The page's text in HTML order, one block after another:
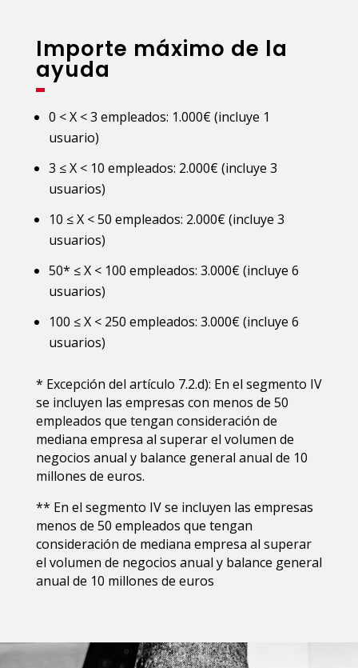
Importe máximo de la
ayuda
0 < X < 3 empleados: 1.000€ (incluye 1
usuario)
3 ≤ X < 10 empleados: 2.000€ (incluye 3
usuarios)
10 ≤ X < 50 empleados: 2.000€ (incluye 3
usuarios)
50* ≤ X < 100 empleados: 3.000€ (incluye 6
usuarios)
100 ≤ X < 250 empleados: 3.000€ (incluye 6
usuarios)
* Excepción del artículo 7.2.d): En el segmento IV
se incluyen las empresas con menos de 50
empleados que tengan consideración de
mediana empresa al superar el volumen de
negocios anual y balance general anual de 10
millones de euros.
** En el segmento IV se incluyen las empresas
menos de 50 empleados que tengan
consideración de mediana empresa al superar
el volumen de negocios anual y balance general
anual de 10 millones de euros